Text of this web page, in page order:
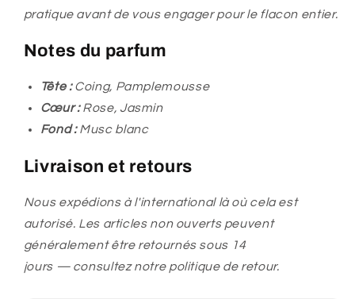
pratique avant de vous engager pour le flacon entier.
Notes du parfum
Tête :Coing, Pamplemousse
Cœur :Rose, Jasmin
Fond :Musc blanc
Livraison et retours
Nous expédions à l'international là où cela est
autorisé. Les articles non ouverts peuvent
généralement être retournés sous 14
jours — consultez notre politique de retour.